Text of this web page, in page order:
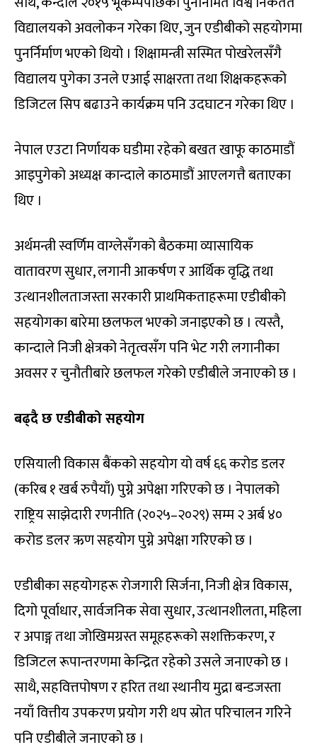
विद्यालयको अवलोकन गरेका थिए, जुन एडीबीको सहयोगमा
पुनर्निर्माण भएको थियो । शिक्षामन्त्री सस्मित पोखरेलसँगै
विद्यालय पुगेका उनले एआई साक्षरता तथा शिक्षकहरूको
डिजिटल सिप बढाउने कार्यक्रम पनि उदघाटन गरेका थिए ।
नेपाल एउटा निर्णायक घडीमा रहेको बखत खाफू काठमाडौं
आइपुगेको अध्यक्ष कान्दाले काठमाडौं आएलगत्तै बताएका
थिए ।
अर्थमन्त्री स्वर्णिम वाग्लेसँगको बैठकमा व्यासायिक
वातावरण सुधार, लगानी आकर्षण र आर्थिक वृद्धि तथा
उत्थानशीलताजस्ता सरकारी प्राथमिकताहरूमा एडीबीको
सहयोगका बारेमा छलफल भएको जनाइएको छ । त्यस्तै,
कान्दाले निजी क्षेत्रको नेतृत्वसँग पनि भेट गरी लगानीका
अवसर र चुनौतीबारे छलफल गरेको एडीबीले जनाएको छ ।
बढ्दै छ एडीबीको सहयोग
एसियाली विकास बैंकको सहयोग यो वर्ष ६६ करोड डलर
(करिब १ खर्ब रुपैयाँ) पुग्ने अपेक्षा गरिएको छ । नेपालको
राष्ट्रिय साझेदारी रणनीति (२०२५–२०२९) सम्म २ अर्ब ४०
करोड डलर ऋण सहयोग पुग्ने अपेक्षा गरिएको छ ।
एडीबीका सहयोगहरू रोजगारी सिर्जना, निजी क्षेत्र विकास,
दिगो पूर्वाधार, सार्वजनिक सेवा सुधार, उत्थानशीलता, महिला
र अपाङ्ग तथा जोखिमग्रस्त समूहहरूको सशक्तिकरण, र
डिजिटल रूपान्तरणमा केन्द्रित रहेको उसले जनाएको छ ।
साथै, सहवित्तपोषण र हरित तथा स्थानीय मुद्रा बन्डजस्ता
नयाँ वित्तीय उपकरण प्रयोग गरी थप स्रोत परिचालन गरिने
पनि एडीबीले जनाएको छ ।